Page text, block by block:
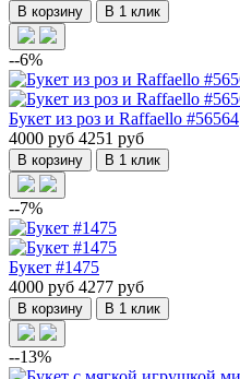
В корзину В 1 клик
--6%
Букет из роз и Raffaello #56564
4000 руб 4251 руб
В корзину В 1 клик
--7%
Букет #1475
4000 руб 4277 руб
В корзину В 1 клик
--13%